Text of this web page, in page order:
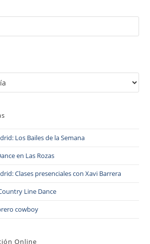
Los Bailes de la Semana
en Las Rozas
Clases presenciales con Xavi Barrera
Line Dance
cowboy
Online